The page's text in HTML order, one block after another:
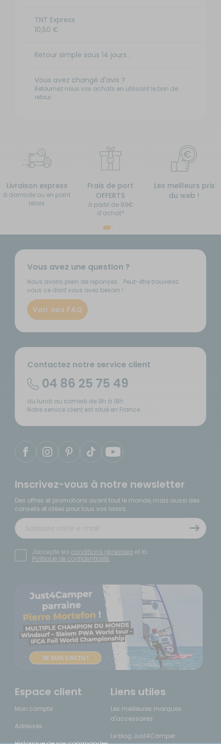
TNT Express
10,50 €
Retour simple sous 14 jours :
Vous avez changé d'avis ?
Retournez nous vos achats en utilisant le bon de
retour.
Livraison express
à domicile ou en point
relais
Frais de port
OFFERTS
à partir de 99€
d’achat*
Les meilleurs prix
du web !
Vous avez une question ?
Nous avons plein de réponses... Peut-être trouverez
vous ce dont vous avez besoin !
Voir nos FAQ
Contactez notre service client
04 86 25 75 49
du lundi au samedi de 9h à 18h
Notre service client est situé en France
Inscrivez-vous à notre newsletter
Des offres et promotions avant tout le monde, mais aussi des
conseils et idées pour tous vos loisirs.
J'accepte les conditions générales et la
Politique de confidentialité
Espace client
Mon compte
Adresses
Liens utiles
Les meilleures marques
d'accessoires
Le blog Just4Camper